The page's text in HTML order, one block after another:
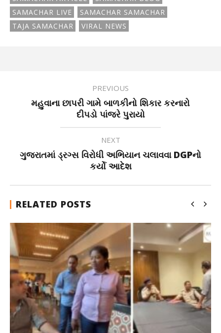
SAMACHAR LIVE
SAMACHAR SAMACHAR
TAJA SAMACHAR
VIRAL NEWS
PREVIOUS
મહુવાના છાપરી ગામે બાળકીનો શિકાર કરનારો
દીપડો પાંજરે પુરાયો
NEXT
ગુજરાતમાં ડ્રગ્સ વિરોધી અભિયાન ચલાવવા DGPનો
કર્યો આદેશ
RELATED POSTS